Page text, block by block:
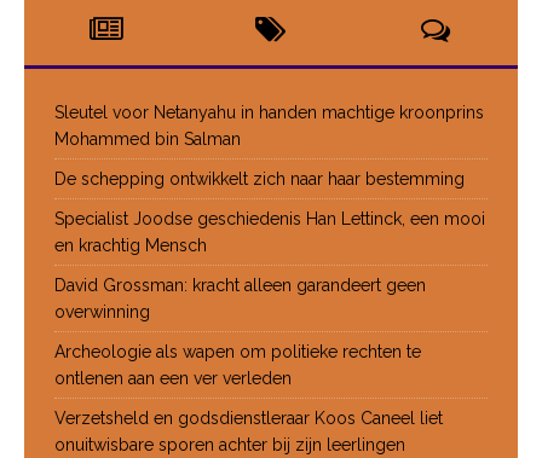
Sleutel voor Netanyahu in handen machtige kroonprins
Mohammed bin Salman
De schepping ontwikkelt zich naar haar bestemming
Specialist Joodse geschiedenis Han Lettinck, een mooi
en krachtig Mensch
David Grossman: kracht alleen garandeert geen
overwinning
Archeologie als wapen om politieke rechten te
ontlenen aan een ver verleden
Verzetsheld en godsdienstleraar Koos Caneel liet
onuitwisbare sporen achter bij zijn leerlingen